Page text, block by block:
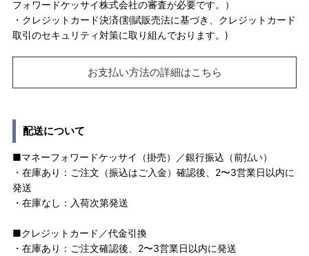
フォワードケッサイ株式会社の審査が必要です。）
・クレジットカード決済(割賦販売法に基づき、クレジットカード
取引のセキュリティ対策に取り組んでおります。)
お支払い方法の詳細はこちら
配送について
■マネーフォワードケッサイ（掛売）／銀行振込（前払い）
・在庫あり：ご注文（振込はご入金）確認後、2〜3営業日以内に
発送
・在庫なし：入荷次第発送
■クレジットカード／代金引換
・在庫あり：ご注文確認後、2〜3営業日以内に発送